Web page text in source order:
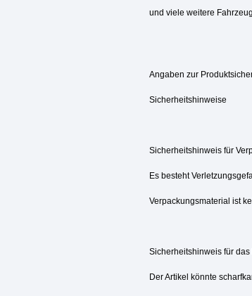
und viele weitere
Angaben zur
Sicherheitshinweise
Sicherheitshinweis für
Es besteht
Verpackungsmaterial ist
Sicherheitshinweis für das
Der Artikel könnte